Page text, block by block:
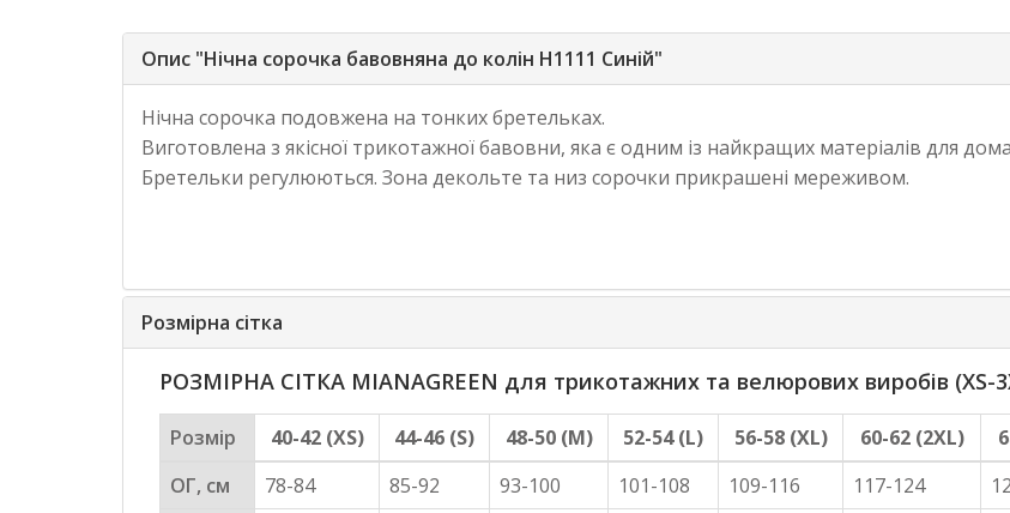
Опис "Нічна сорочка бавовняна до колін Н1111 Синій"
Нічна сорочка подовжена на тонких бретельках.
Виготовлена з якісної трикотажної бавовни, яка є одним із найкращих матеріалів для
Бретельки регулюються. Зона декольте та низ сорочки прикрашені мереживом.
Розмірна сітка
РОЗМІРНА СІТКА MIANAGREEN для трикотажних та велюрових виробів (XS-
Розмір 40-42 (XS) 44-46 (S) 48-50 (M) 52-54 (L) 56-58 (XL) 60-62 (2XL)
ОГ, см
78-84 85-92 93-100 101-108 109-116 117-124